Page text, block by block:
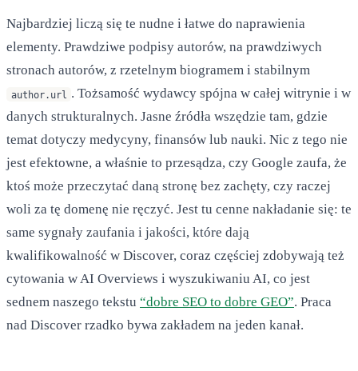
Najbardziej liczą się te nudne i łatwe do naprawienia
elementy. Prawdziwe podpisy autorów, na prawdziwych
stronach autorów, z rzetelnym biogramem i stabilnym
author.url . Tożsamość wydawcy spójna w całej witrynie i w
danych strukturalnych. Jasne źródła wszędzie tam, gdzie
temat dotyczy medycyny, finansów lub nauki. Nic z tego nie
jest efektowne, a właśnie to przesądza, czy Google zaufa, że
ktoś może przeczytać daną stronę bez zachęty, czy raczej
woli za tę domenę nie ręczyć. Jest tu cenne nakładanie się: te
same sygnały zaufania i jakości, które dają
kwalifikowalność w Discover, coraz częściej zdobywają też
cytowania w AI Overviews i wyszukiwaniu AI, co jest
sednem naszego tekstu “dobre SEO to dobre GEO”. Praca
nad Discover rzadko bywa zakładem na jeden kanał.